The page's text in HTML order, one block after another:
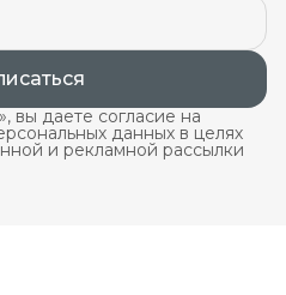
вы даете согласие на
данных в целях
и рекламной рассылки